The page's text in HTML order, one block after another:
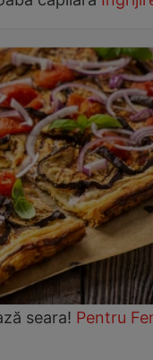
seara! Pentru